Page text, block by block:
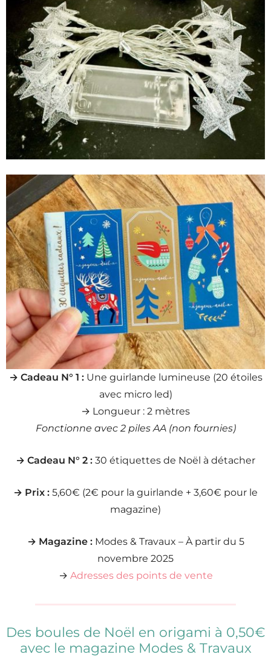
→ Cadeau N° 1 : Une guirlande lumineuse (20 étoiles
avec micro led)
→ Longueur : 2 mètres
Fonctionne avec 2 piles AA (non fournies)
→ Cadeau N° 2 : 30 étiquettes de Noël à détacher
→ Prix : 5,60€ (2€ pour la guirlande + 3,60€ pour le
magazine)
→ Magazine :Modes & Travaux – À partir du 5
novembre 2025
→ Adresses des points de vente
Des boules de Noël en origami à 0,50€
avec le magazine Modes & Travaux